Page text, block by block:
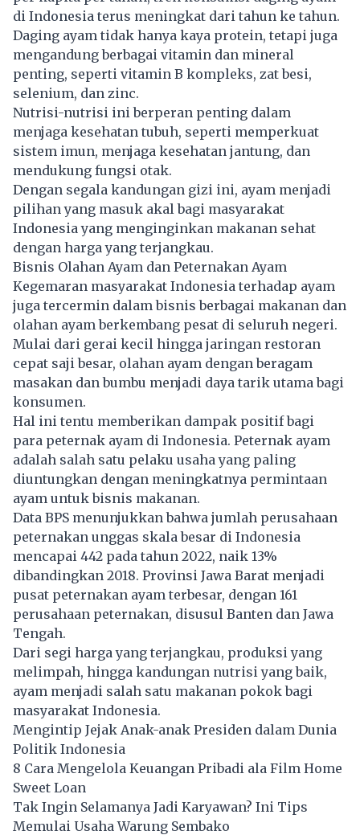
di Indonesia terus meningkat dari tahun ke tahun.
Daging ayam tidak hanya kaya protein, tetapi juga
mengandung berbagai vitamin dan mineral
penting, seperti vitamin B kompleks, zat besi,
selenium, dan zinc.
Nutrisi-nutrisi ini berperan penting dalam
menjaga kesehatan tubuh, seperti memperkuat
sistem imun, menjaga kesehatan jantung, dan
mendukung fungsi otak.
Dengan segala kandungan gizi ini, ayam menjadi
pilihan yang masuk akal bagi masyarakat
Indonesia yang menginginkan makanan sehat
dengan harga yang terjangkau.
Bisnis Olahan Ayam dan Peternakan Ayam
Kegemaran masyarakat Indonesia terhadap ayam
juga tercermin dalam bisnis berbagai makanan dan
olahan ayam berkembang pesat di seluruh negeri.
Mulai dari gerai kecil hingga jaringan restoran
cepat saji besar, olahan ayam dengan beragam
masakan dan bumbu menjadi daya tarik utama bagi
konsumen.
Hal ini tentu memberikan dampak positif bagi
para peternak ayam di Indonesia. Peternak ayam
adalah salah satu pelaku usaha yang paling
diuntungkan dengan meningkatnya permintaan
ayam untuk bisnis makanan.
Data BPS menunjukkan bahwa jumlah perusahaan
peternakan unggas skala besar di Indonesia
mencapai 442 pada tahun 2022, naik 13%
dibandingkan 2018. Provinsi Jawa Barat menjadi
pusat peternakan ayam terbesar, dengan 161
perusahaan peternakan, disusul Banten dan Jawa
Tengah.
Dari segi harga yang terjangkau, produksi yang
melimpah, hingga kandungan nutrisi yang baik,
ayam menjadi salah satu makanan pokok bagi
masyarakat Indonesia.
Mengintip Jejak Anak-anak Presiden dalam Dunia
Politik Indonesia
8 Cara Mengelola Keuangan Pribadi ala Film Home
Sweet Loan
Tak Ingin Selamanya Jadi Karyawan? Ini Tips
Memulai Usaha Warung Sembako